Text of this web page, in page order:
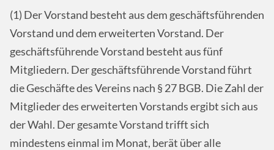
(1) Der Vorstand besteht aus dem geschäftsführenden
Vorstand und dem erweiterten Vorstand. Der
geschäftsführende Vorstand besteht aus fünf
Mitgliedern. Der geschäftsführende Vorstand führt
die Geschäfte des Vereins nach § 27 BGB. Die Zahl der
Mitglieder des erweiterten Vorstands ergibt sich aus
der Wahl. Der gesamte Vorstand trifft sich
mindestens einmal im Monat, berät über alle